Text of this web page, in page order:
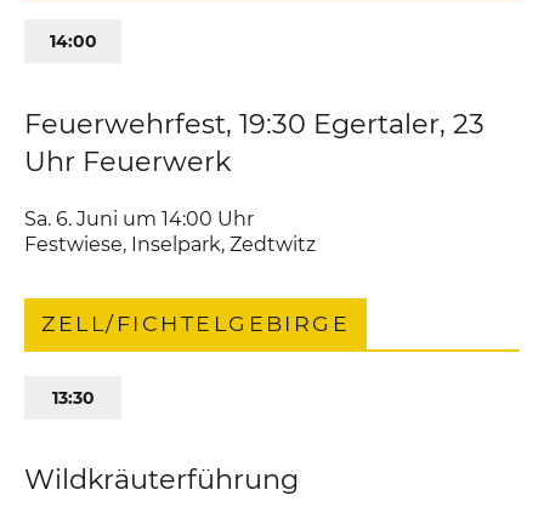
14:00
Feuerwehrfest, 19:30 Egertaler, 23
Uhr Feuerwerk
Sa. 6. Juni um 14:00 Uhr
Festwiese, Inselpark Zedtwitz
ZELL/FICHTELGEBIRGE
13:30
Wildkräuterführung